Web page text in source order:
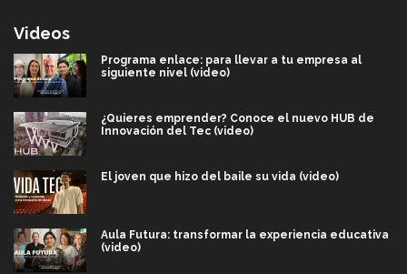
Videos
Programa enlace: para llevar a tu empresa al
siguiente nivel (video)
¿Quieres emprender? Conoce el nuevo HUB de
Innovación del Tec (video)
El joven que hizo del baile su vida (video)
Aula Futura: transformar la experiencia educativa
(video)